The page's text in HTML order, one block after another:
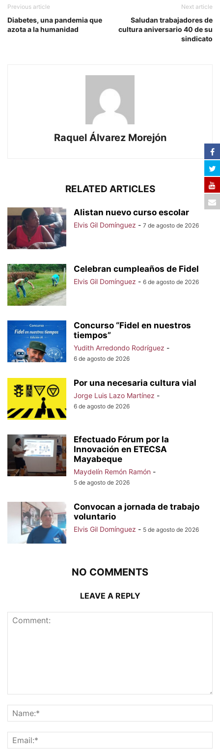
Previous article
Diabetes, una pandemia que
azota a la humanidad
Next article
Saludan trabajadores de
cultura aniversario 40 de su
sindicato
Raquel Álvarez Morejón
RELATED ARTICLES
Alistan nuevo curso escolar
Elvis Gil Domínguez - 7 de agosto de 2026
Celebran cumpleaños de Fidel
Elvis Gil Domínguez - 6 de agosto de 2026
Concurso “Fidel en nuestros
tiempos”
Yudith Arredondo Rodríguez -
6 de agosto de 2026
Por una necesaria cultura vial
Jorge Luis Lazo Martínez -
6 de agosto de 2026
Efectuado Fórum por la
Innovación en ETECSA
Mayabeque
Maydelín Remón Ramón -
5 de agosto de 2026
Convocan a jornada de trabajo
voluntario
Elvis Gil Domínguez - 5 de agosto de 2026
NO COMMENTS
LEAVE A REPLY